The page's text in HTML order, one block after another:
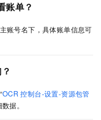
账单？
账号名下，具体账单信息可
OCR 控制台-设置-资源包管
据。